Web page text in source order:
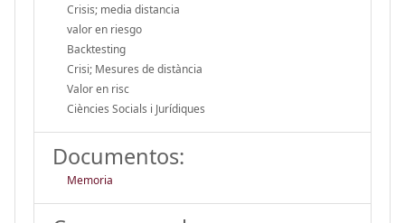
Crisis; media distancia
valor en riesgo
Backtesting
Crisi; Mesures de distància
Valor en risc
Ciències Socials i Jurídiques
Documentos:
Memoria